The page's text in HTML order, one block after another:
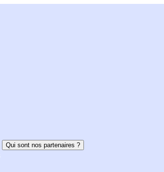
Qui sont nos partenaires ?